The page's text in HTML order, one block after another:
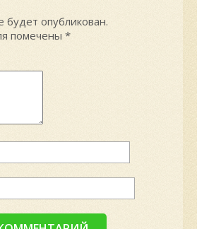
будет опубликован.
помечены *